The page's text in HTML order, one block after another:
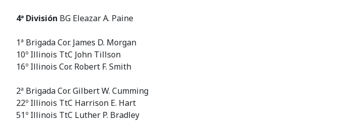
4ª División BG Eleazar A. Paine
1ª Brigada Cor. James D. Morgan
10º Illinois TtC John Tillson
16º Illinois Cor. Robert F. Smith
2ª Brigada Cor. Gilbert W. Cumming
22º Illinois TtC Harrison E. Hart
51º Illinois TtC Luther P. Bradley